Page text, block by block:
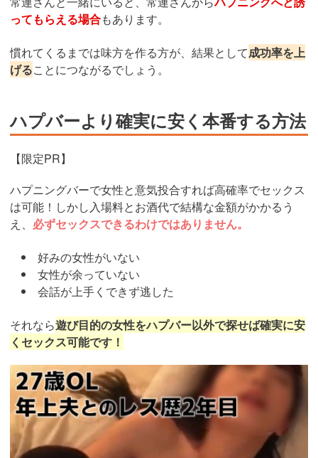
ってもらえる場合もあります。
慣れてくるまでは味方を作る方が、結果として成功率を上
げることにつながるでしょう。
ハプバーより確実に安く本番する方法
【限定PR】
ハプニングバーで女性と意気投合すれば高確率でセックス
は可能！しかし入場料とお酒代で結構な金額がかかるう
え、 必ずセックスできるわけではありません。
好みの女性がいない
女性が余っていない
会話が上手くできず逃した
それなら遊び目的の女性をハプバー以外で探せば確実に安
くセックス可能です！
https://pcmax.jp/lp/?
ad_id=rm327007